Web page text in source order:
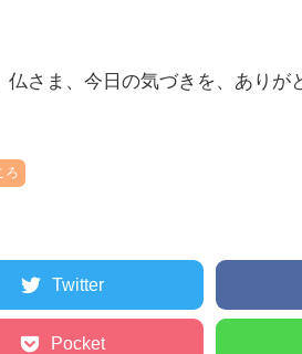
さま、今日の気づきを、ありが
ろ
Twitter
Pocket